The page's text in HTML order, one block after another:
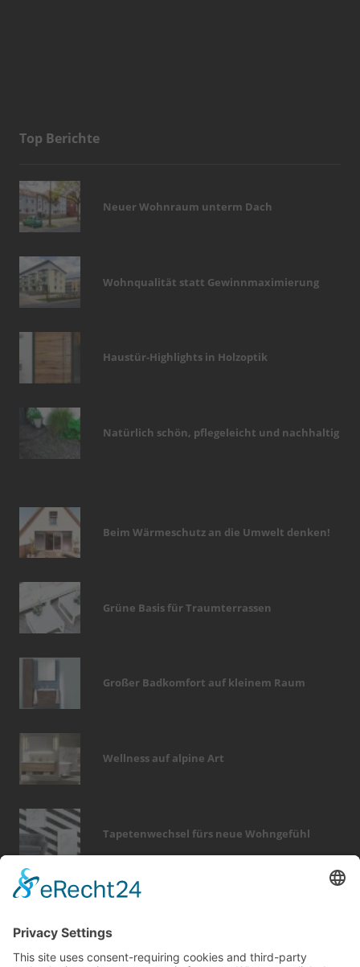
Top Berichte
Neuer Wohnraum unterm Dach
Wohnqualität statt Gewinnmaximierung
Haustür-Highlights in Holzoptik
Natürlich schön, pflegeleicht und nachhaltig
Beim Wärmeschutz an die Umwelt denken!
Grüne Basis für Traumterrassen
Großer Badkomfort auf kleinem Raum
Wellness auf alpine Art
Tapetenwechsel fürs neue Wohngefühl